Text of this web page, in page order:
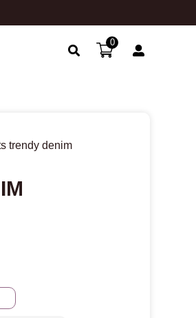
0
trendy denim